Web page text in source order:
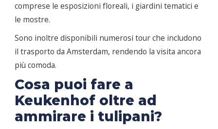
comprese le esposizioni floreali, i giardini tematici e
le mostre.
Sono inoltre disponibili numerosi tour che includono
il trasporto da Amsterdam, rendendo la visita ancora
più comoda.
Cosa puoi fare a
Keukenhof oltre ad
ammirare i tulipani?